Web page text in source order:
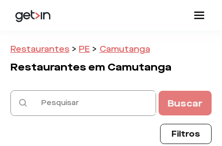
Restaurantes > PE > Camutanga
Restaurantes em Camutanga
Buscar
Filtros